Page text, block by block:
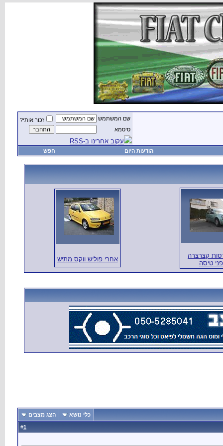
שם המשתמש
זכור אותי?
סיסמא
עקוב אחרינו ב-RSS
הודעות היום חפש
קצרצרה
טיסה
אחרי פוליש ווקס מתיש
כלי נושא הצג מצבים
1